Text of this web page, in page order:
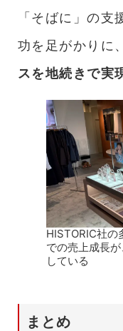
「そばに」の
功を足がかりに、
スを地続きで実
HISTORIC社の
での売上成長
している
まとめ